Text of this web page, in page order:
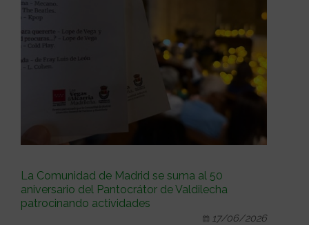
La Comunidad de Madrid se suma al 50
aniversario del Pantocrátor de Valdilecha
patrocinando actividades
17/06/2026